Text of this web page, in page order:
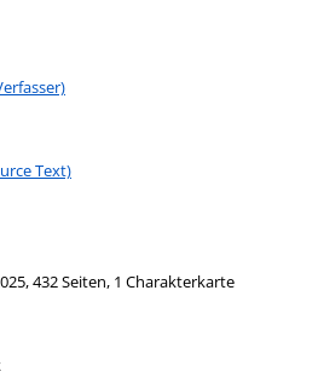
Verfasser
Tab öffnen
Text)
Systematik
diesem Interessenskreis
432 Seiten, 1 Charakterkarte
Person